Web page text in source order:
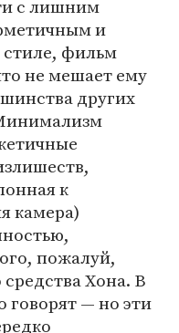
с лишним
и
фильм
не мешает ему
других
к
камера)
пожалуй,
Хона. В
говорят — но эти